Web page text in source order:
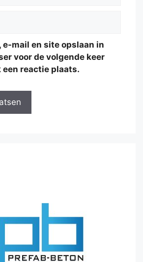
e-mail en site opslaan in
voor de volgende keer
een reactie plaats.